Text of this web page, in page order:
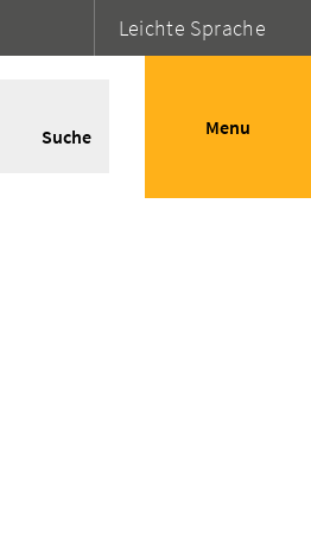
Leichte Sprache
Suche Menu